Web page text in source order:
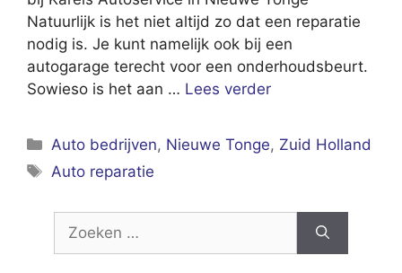
Natuurlijk is het niet altijd zo dat een reparatie
nodig is. Je kunt namelijk ook bij een
autogarage terecht voor een onderhoudsbeurt.
Sowieso is het aan … Lees verder
Categorieën
Auto bedrijven, Nieuwe Tonge, Zuid Holland
Tags
Auto reparatie
naar: